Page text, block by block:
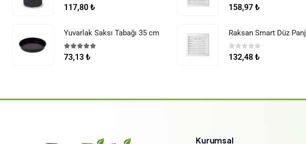
0 5 üzerinden
117,80 ₺
Yuvarlak Saksı Tabağı 35 cm
5.00 5 üzerinden
73,13 ₺
0 5 üzerinden
158,97 ₺
0 5 üzerinden
132,48 ₺
Kurumsal